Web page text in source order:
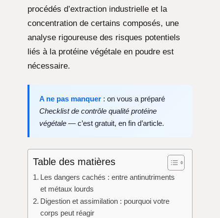
procédés d’extraction industrielle et la
concentration de certains composés, une
analyse rigoureuse des risques potentiels
liés à la protéine végétale en poudre est
nécessaire.
A ne pas manquer : on vous a préparé
Checklist de contrôle qualité protéine
végétale — c’est gratuit, en fin d’article.
Table des matières
Les dangers cachés : entre antinutriments
et métaux lourds
Digestion et assimilation : pourquoi votre
corps peut réagir